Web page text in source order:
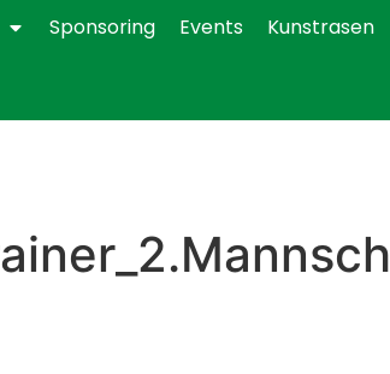
Sponsoring Events Kunstrasen